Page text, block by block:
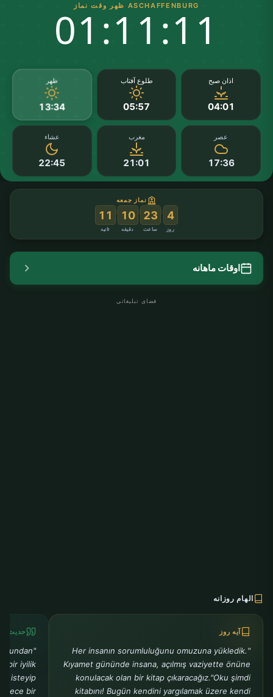
ASCHAFFENBURG ظهر وقت نماز
01:11:09
اذان صبح
04:01
طلوع آفتاب
05:57
ظهر
13:34
عصر
17:36
مغرب
21:01
عشاء
22:45
نماز جمعه
4
روز
:
23
ساعت
:
10
دقیقه
:
09
ثانیه
اوقات ماهانه
فضای تبلیغاتی
الهام روزانه
آیه روز
"Her insanın sorumluluğunu omuzuna yükledik.
Kıyamet gününde insana, açılmış vaziyette önüne
konulacak olan bir kitap çıkaracağız."Oku şimdi
kitabını! Bugün kendini yargılamak üzere kendi
حدیث
bundan
bir iyilik
isteyip
bir